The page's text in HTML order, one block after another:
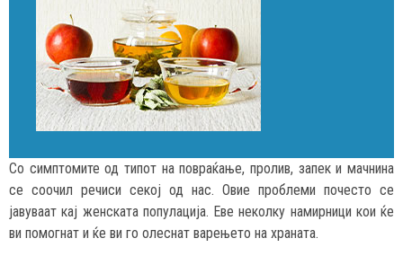
Со симптомите од типот на повраќање, пролив, запек и мачнина
се соочил речиси секој од нас. Овие проблеми почесто се
јавуваат кај женската популација. Еве неколку намирници кои ќе
ви помогнат и ќе ви го олеснат варењето на храната.